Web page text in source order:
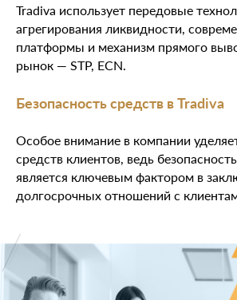
Tradiva использует передовые
агрегирования ликвидности,
платформы и механизм прямого
рынок — STP, ECN.
Безопасность средств в Tradiva
Особое внимание в компании
средств клиентов, ведь
является ключевым фактором в
долгосрочных отношений с